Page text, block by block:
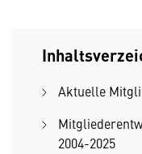
Aktuelle
2004-2025